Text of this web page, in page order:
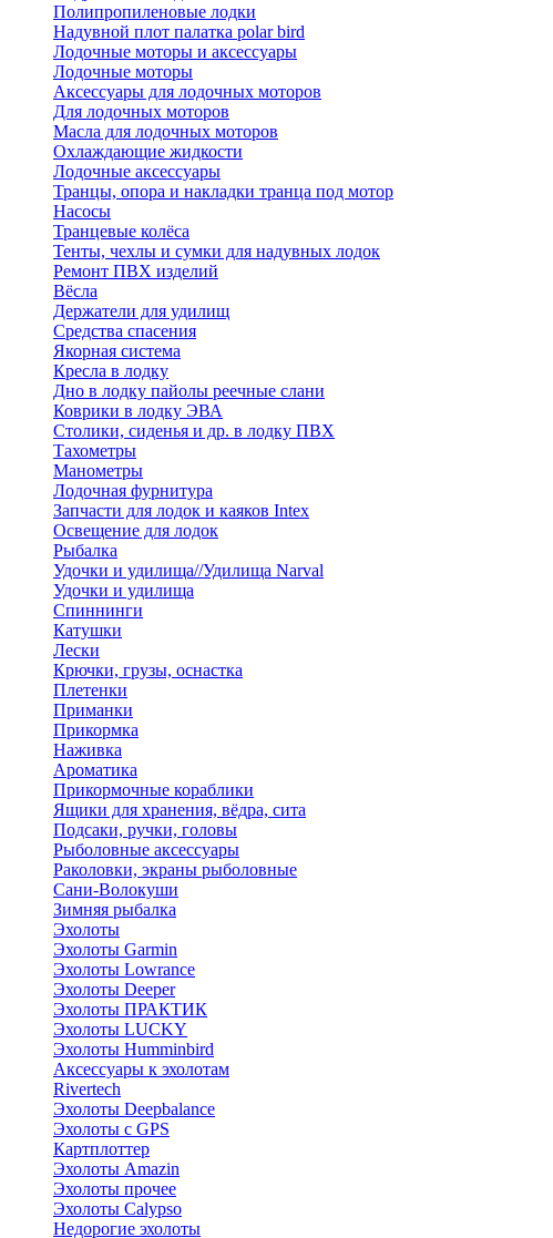
Полипропиленовые лодки
Надувной плот палатка polar bird
Лодочные моторы и аксессуары
Лодочные моторы
Аксессуары для лодочных моторов
Для лодочных моторов
Масла для лодочных моторов
Охлаждающие жидкости
Лодочные аксессуары
Транцы, опора и накладки транца под мотор
Насосы
Транцевые колёса
Тенты, чехлы и сумки для надувных лодок
Ремонт ПВХ изделий
Вёсла
Держатели для удилищ
Средства спасения
Якорная система
Кресла в лодку
Дно в лодку пайолы реечные слани
Коврики в лодку ЭВА
Столики, сиденья и др. в лодку ПВХ
Тахометры
Манометры
Лодочная фурнитура
Запчасти для лодок и каяков Intex
Освещение для лодок
Рыбалка
Удочки и удилища//Удилища Narval
Удочки и удилища
Спиннинги
Катушки
Лески
Крючки, грузы, оснастка
Плетенки
Приманки
Прикормка
Наживка
Ароматика
Прикормочные кораблики
Ящики для хранения, вёдра, сита
Подсаки, ручки, головы
Рыболовные аксессуары
Раколовки, экраны рыболовные
Сани-Волокуши
Зимняя рыбалка
Эхолоты
Эхолоты Garmin
Эхолоты Lowrance
Эхолоты Deeper
Эхолоты ПРАКТИК
Эхолоты LUCKY
Эхолоты Humminbird
Аксессуары к эхолотам
Rivertech
Эхолоты Deepbalance
Эхолоты с GPS
Картплоттер
Эхолоты Amazin
Эхолоты прочее
Эхолоты Calypso
Недорогие эхолоты